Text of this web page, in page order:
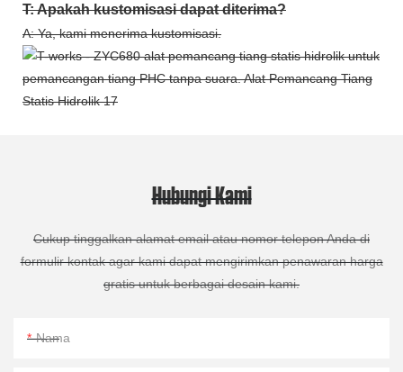
T: Apakah kustomisasi dapat diterima?
A: Ya, kami menerima kustomisasi.
Hubungi Kami
Cukup tinggalkan alamat email atau nomor telepon Anda di
formulir kontak agar kami dapat mengirimkan penawaran harga
gratis untuk berbagai desain kami.
Nama